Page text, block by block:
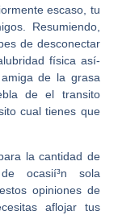
escaso, tu
Resumiendo,
de desconectar
física así­
de la grasa
de el transito
cual tienes que
la cantidad de
ocasií³n sola
opiniones de
aflojar tus